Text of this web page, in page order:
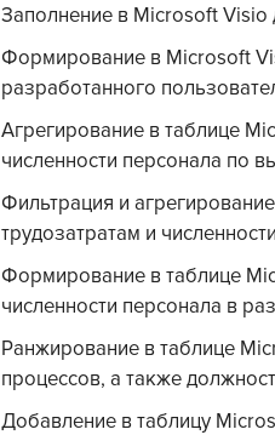
Заполнение в Microsoft
Формирование в Microsoft
разработанного
Агрегирование в таблице
численности персонала по
Фильтрация и
трудозатратам и
Формирование в таблице
численности персонала в
Ранжирование в таблице
процессов, а также
Добавление в таблицу